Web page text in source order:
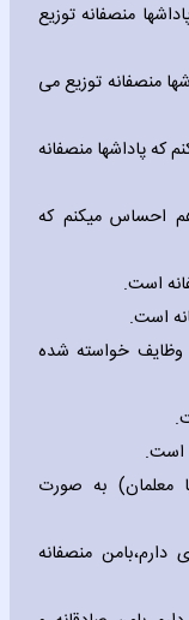
منصفانه توزیع
منصفانه توزیع می
پاداشها منصفانه
احساس میکنم که
است.
است.
وظایف خواسته شده
است.
معلمان) به صورت
دارم،بامن منصفانه